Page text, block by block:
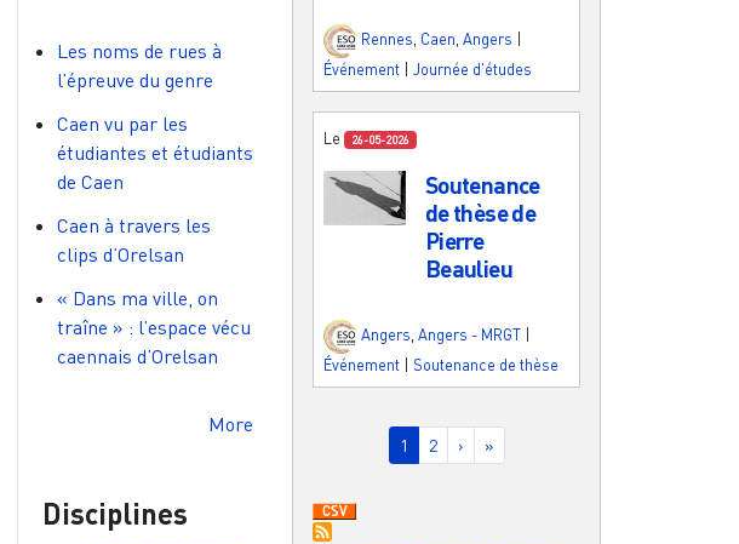
Les noms de rues à
l’épreuve du genre
Caen vu par les
étudiantes et étudiants
de Caen
Caen à travers les
clips d’Orelsan
« Dans ma ville, on
traîne » : l’espace vécu
caennais d’Orelsan
More
Disciplines
Rennes, Caen, Angers
Événement
Journée d'études
Le 26-05-2026
Soutenance
de thèse de
Pierre
Beaulieu
Angers Angers - MRGT
Événement | Soutenance de thèse
Pagination
Page courante
1 Page
2 Page suivante
› Dernière page
»